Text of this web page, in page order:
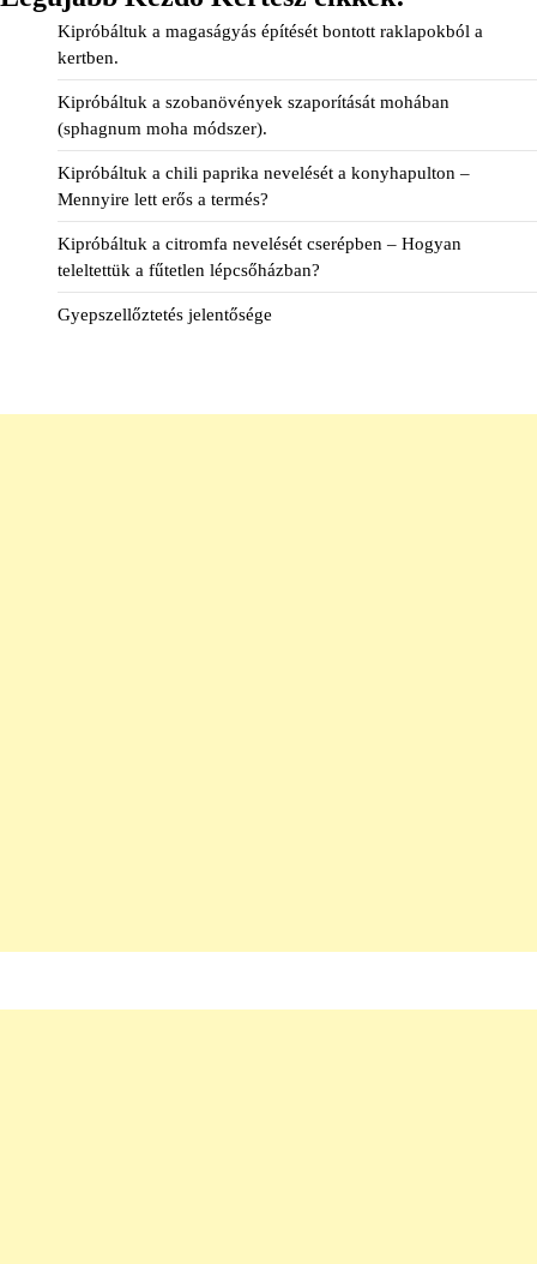
Kipróbáltuk a magaságyás építését bontott raklapokból a
kertben.
Kipróbáltuk a szobanövények szaporítását mohában
(sphagnum moha módszer).
Kipróbáltuk a chili paprika nevelését a konyhapulton –
Mennyire lett erős a termés?
Kipróbáltuk a citromfa nevelését cserépben – Hogyan
teleltettük a fűtetlen lépcsőházban?
Gyepszellőztetés jelentősége